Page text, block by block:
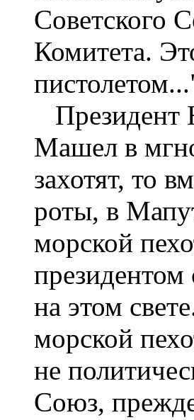
Советского
Комитета.
Президент
Машел в
захотят, то
роты, в
морской
на этом
морской
не
Союз,